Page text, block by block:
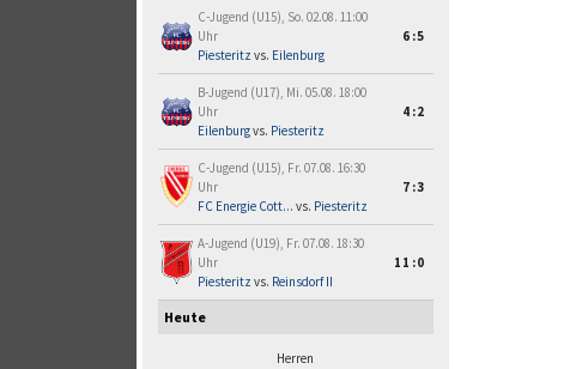
C-Jugend (U15), So. 02.08. 11:00
Uhr
Piesteritz vs. Eilenburg
6:5
B-Jugend (U17), Mi. 05.08. 18:00
Uhr
Eilenburgvs. Piesteritz
4:2
C-Jugend (U15), Fr. 07.08. 16:30
Uhr
FC Energie Cott... vs. Piesteritz
7:3
A-Jugend (U19), Fr. 07.08. 18:30
Uhr
Piesteritz vs. Reinsdorf II
11:0
Heute
Herren